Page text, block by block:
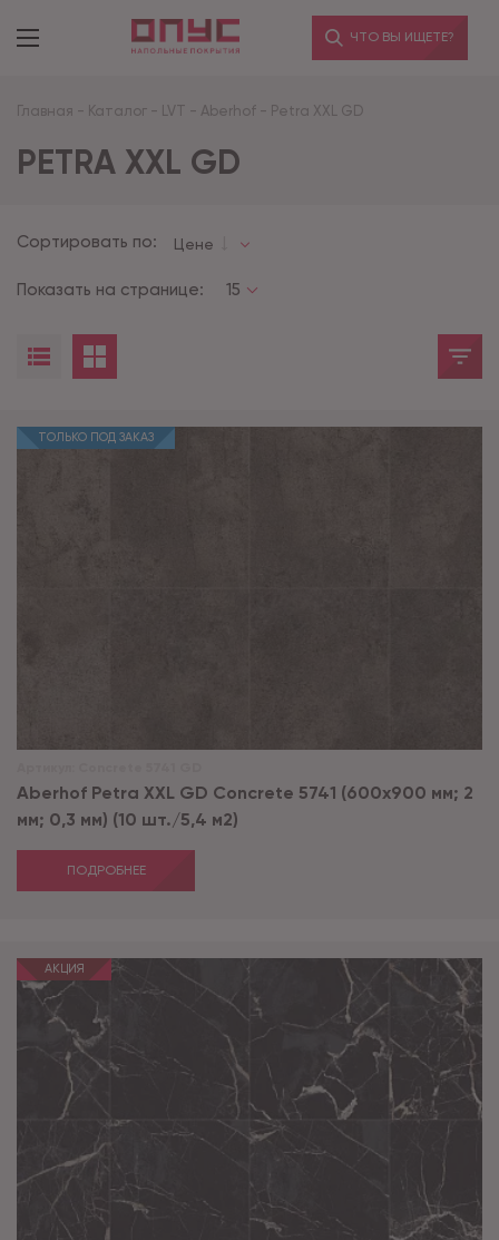
ЧТО ВЫ ИЩЕТЕ?
Главная - Каталог - LVT - Aberhof - Petra XXL GD
PETRA XXL GD
Сортировать по: Цене
Показать на странице: 15
ТОЛЬКО ПОД ЗАКАЗ
Aberhof Petra XXL GD Concrete 5741 (600x900 мм; 2
мм; 0,3 мм) (10 шт./5,4 м2)
ПОДРОБНЕЕ
АКЦИЯ